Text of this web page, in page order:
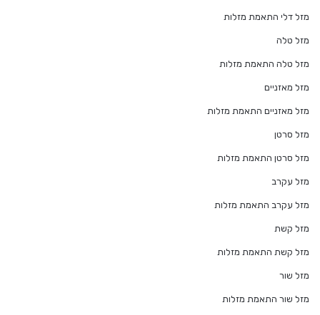
מזל דלי התאמת מזלות
מזל טלה
מזל טלה התאמת מזלות
מזל מאזניים
מזל מאזניים התאמת מזלות
מזל סרטן
מזל סרטן התאמת מזלות
מזל עקרב
מזל עקרב התאמת מזלות
מזל קשת
מזל קשת התאמת מזלות
מזל שור
מזל שור התאמת מזלות